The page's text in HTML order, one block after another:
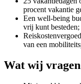
procent vakantie
Een well-being
vrij kunt besteden;
van een
Wat wij vragen